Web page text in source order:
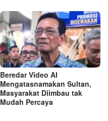
Beredar Video AI
Mengatasnamakan Sultan,
Masyarakat Diimbau tak
Mudah Percaya